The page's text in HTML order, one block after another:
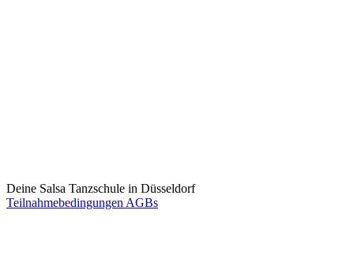
Deine Salsa Tanzschule in Düsseldorf
Teilnahmebedingungen AGBs